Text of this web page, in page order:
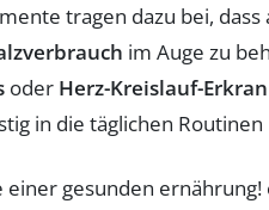
tragen dazu bei,
im Auge zu
oder Herz-Kreislauf-
in die täglichen